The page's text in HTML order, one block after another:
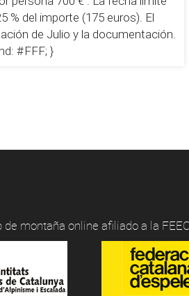
% del importe (175 euros). El
de Julio y la documentación.
#FFF; }
montaña online afiliado a la FEEC.